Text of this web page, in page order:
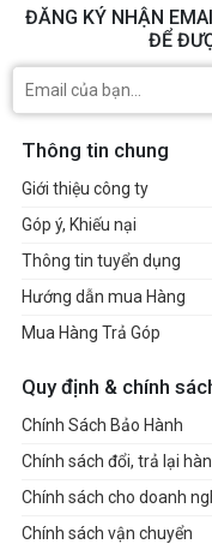
ĐĂNG KÝ NHẬN
ĐỂ
Thông tin chung
Giới thiệu công ty
Góp ý, Khiếu nại
Thông tin tuyển dụng
Hướng dẫn mua Hàng
Mua Hàng Trả Góp
Quy định & chính
Chính Sách Bảo Hành
Chính sách đổi, trả lại
Chính sách cho doanh
Chính sách vận chuyển